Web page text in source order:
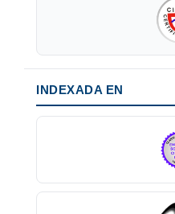
INDEXADA EN